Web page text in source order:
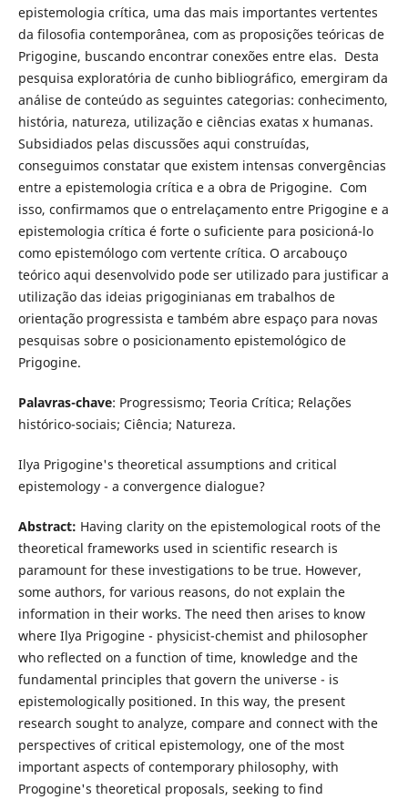
epistemologia crítica, uma das mais importantes vertentes
da filosofia contemporânea, com as proposições teóricas de
Prigogine, buscando encontrar conexões entre elas. Desta
pesquisa exploratória de cunho bibliográfico, emergiram da
análise de conteúdo as seguintes categorias: conhecimento,
história, natureza, utilização e ciências exatas x humanas.
Subsidiados pelas discussões aqui construídas,
conseguimos constatar que existem intensas convergências
entre a epistemologia crítica e a obra de Prigogine. Com
isso, confirmamos que o entrelaçamento entre Prigogine e a
epistemologia crítica é forte o suficiente para posicioná-lo
como epistemólogo com vertente crítica. O arcabouço
teórico aqui desenvolvido pode ser utilizado para justificar a
utilização das ideias prigoginianas em trabalhos de
orientação progressista e também abre espaço para novas
pesquisas sobre o posicionamento epistemológico de
Prigogine.
Palavras-chave: Progressismo; Teoria Crítica; Relações
histórico-sociais; Ciência; Natureza.
Ilya Prigogine's theoretical assumptions and critical
epistemology - a convergence dialogue?
Abstract: Having clarity on the epistemological roots of the
theoretical frameworks used in scientific research is
paramount for these investigations to be true. However,
some authors, for various reasons, do not explain the
information in their works. The need then arises to know
where Ilya Prigogine - physicist-chemist and philosopher
who reflected on a function of time, knowledge and the
fundamental principles that govern the universe - is
epistemologically positioned. In this way, the present
research sought to analyze, compare and connect with the
perspectives of critical epistemology, one of the most
important aspects of contemporary philosophy, with
Progogine's theoretical proposals, seeking to find